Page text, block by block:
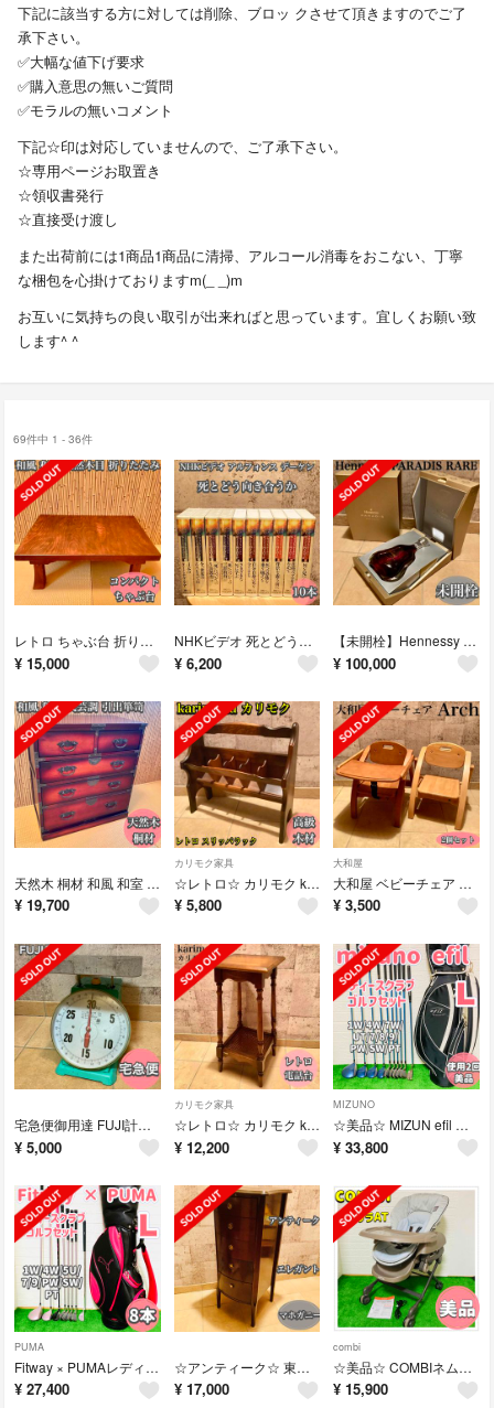
下記に該当する方に対しては削除、ブロッ クさせて頂きますのでご了
承下さい。
✅大幅な値下げ要求
✅購入意思の無いご質問
✅モラルの無いコメント
下記☆印は対応していませんので、ご了承下さい。
☆専用ページお取置き
☆領収書発行
☆直接受け渡し
また出荷前には1商品1商品に清掃、アルコール消毒をおこない、丁寧
な梱包を心掛けておりますm(_ _)m
お互いに気持ちの良い取引が出来ればと思っています。宜しくお願い致
します^ ^
69件中 1 - 36件
レトロ ちゃぶ台 折りたたみ 無垢材天然木 テーブル 家族団欒 車中泊テーブル
¥ 15,000
NHKビデオ 死とどう向き合うか 1〜10巻 4本未開封 アルフォンス デーケン
¥ 6,200
【未開栓】Hennessy Paradis ヘネシー パラディ レア コニャック
¥ 100,000
天然木 桐材 和風 和室 民芸調 引出箪笥 レトロ感デザイン 古民家家具
¥ 19,700
カリモク家具
☆レトロ☆ カリモク karimoku FURNITURE スリッパラック
¥ 5,800
大和屋
大和屋 ベビーチェア Arch 2個セット テーブルあり1個 テーブル無し1個
¥ 3,500
宅急便御用達 FUJI計器 機械式はかり 30kg
¥ 5,000
カリモク家具
☆レトロ☆ カリモク karimoku FURNITURE 電話台 花台 飾り台
¥ 12,200
MIZUNO
☆美品☆ MIZUN efil レディースクラブゴルフセット 10本 Ｌ
¥ 33,800
PUMA
Fitway × PUMAレディースクラブ ゴルフセット 8本 FLEX L
¥ 27,400
☆アンティーク☆ 東海家具クラシック 5杯チェスト 高級天然木 マホガニー
¥ 17,000
combi
☆美品☆ COMBIネムリラAT コンビオートスイング 動作確認済み
¥ 15,900